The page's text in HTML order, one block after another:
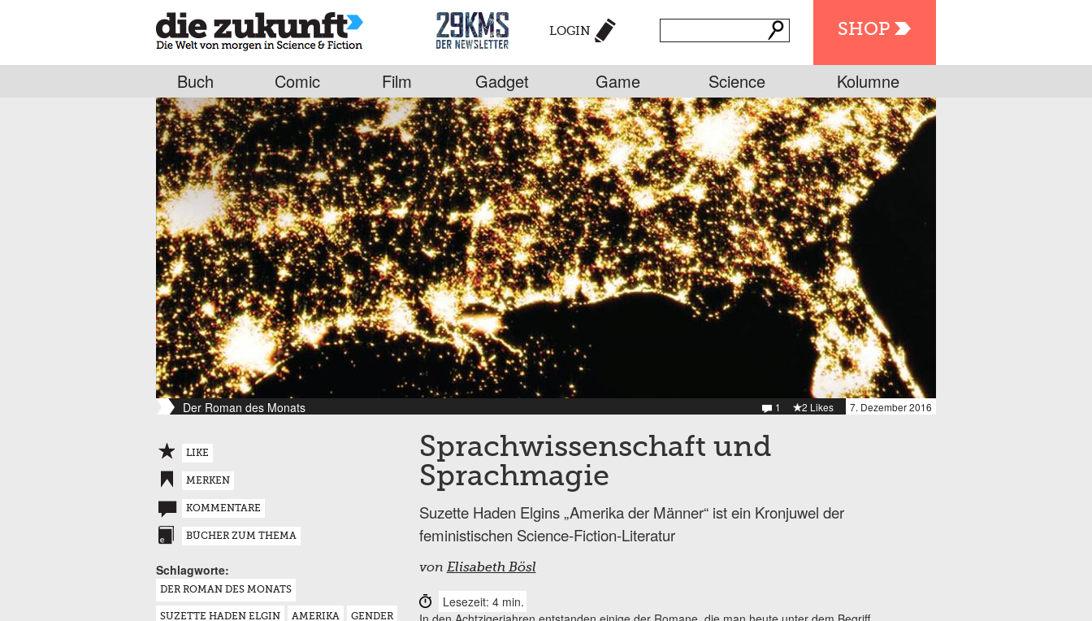
SHOP
LOGIN
Buch Comic Film Gadget Game Science Kolumne
Der Roman des Monats 7. Dezember 2016
2 Likes
1
Sprachwissenschaft und
Sprachmagie
Suzette Haden Elgins „Amerika der Männer“ ist ein Kronjuwel der
feministischen Science-Fiction-Literatur
von Elisabeth Bösl
Lesezeit: 4 min.
LIKE
MERKEN
KOMMENTARE
BÜCHER ZUM THEMA
Schlagworte:
DER ROMAN DES MONATS
SUZETTE HADEN ELGIN AMERIKA GENDER